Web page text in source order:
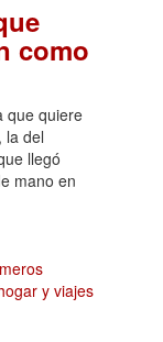
como
que quiere
la del
llegó
mano en